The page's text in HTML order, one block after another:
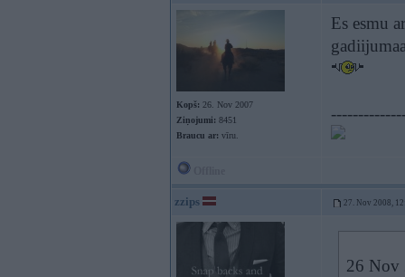
Kopš: 26. Nov 2007
Ziņojumi: 8451
Braucu ar: vīru.
Es esmu
zzips 27. Nov 2008,
26 Nov